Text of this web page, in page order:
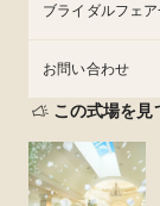
ブライダルフェ
お問い合わせ
この式場を見